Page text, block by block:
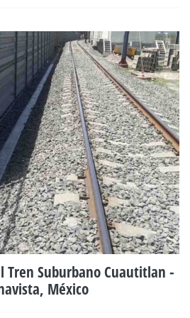
Tren Suburbano Cuautitlan -
México